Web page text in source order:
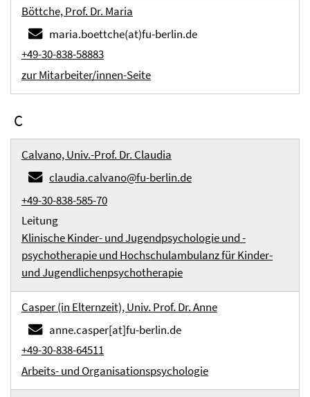
Böttche, Prof. Dr. Maria
maria.boettche(at)fu-berlin.de
+49-30-838-58883
zur Mitarbeiter/innen-Seite
C
Calvano, Univ.-Prof. Dr. Claudia
claudia.calvano@fu-berlin.de
+49-30-838-585-70
Leitung
Klinische Kinder- und Jugendpsychologie und -
psychotherapie und Hochschulambulanz für Kinder-
und Jugendlichenpsychotherapie
Casper (in Elternzeit), Univ. Prof. Dr. Anne
anne.casper[at]fu-berlin.de
+49-30-838-64511
Arbeits- und Organisationspsychologie